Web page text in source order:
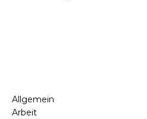
Allgemein
Arbeit